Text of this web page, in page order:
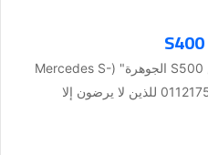
سيد الفخامة.. استأجر "مرسيدس S500 الجوهرة" (Mercedes S-
Class) من "تورست باص 01121759535 للذين لا يرضون إلا